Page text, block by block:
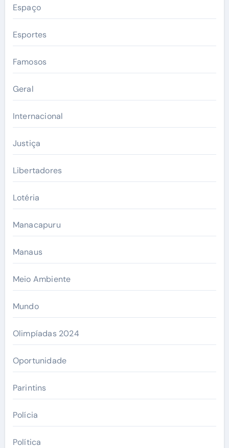
Espaço
Esportes
Famosos
Geral
Internacional
Justiça
Libertadores
Lotéria
Manacapuru
Manaus
Meio Ambiente
Mundo
Olimpíadas 2024
Oportunidade
Parintins
Polícia
Política